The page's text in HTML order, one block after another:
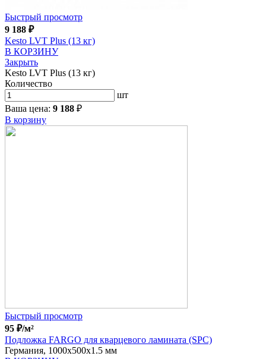
Быстрый просмотр
9 188 ₽
Kesto LVT Plus (13 кг)
В КОРЗИНУ
Закрыть
Kesto LVT Plus (13 кг)
Количество
шт
Ваша цена: 9 188 ₽
В корзину
Быстрый просмотр
95 ₽/м²
Подложка FARGO для кварцевого ламината (SPC)
Германия, 1000x500x1.5 мм